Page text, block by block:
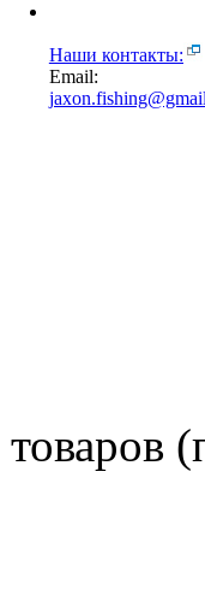
Наши контакты:
Email:
товаров